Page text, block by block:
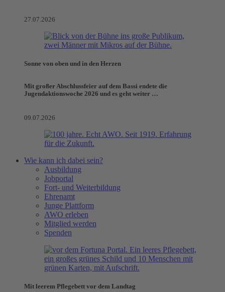
27.07.2026
Sonne von oben und in den Herzen
Mit großer Abschlussfeier auf dem Bassi endete die
Jugendaktionswoche 2026 und es geht weiter …
09.07.2026
Wie kann ich dabei sein?
Ausbildung
Jobportal
Fort- und Weiterbildung
Ehrenamt
Junge Plattform
AWO erleben
Mitglied werden
Spenden
Mit leerem Pflegebett vor dem Landtag